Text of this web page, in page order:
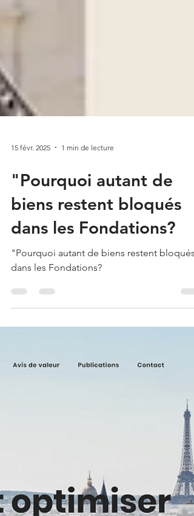
15 févr. 2025 1 min de lecture
"Pourquoi autant de
biens restent bloqués
dans les Fondations?
dans les Fondations?